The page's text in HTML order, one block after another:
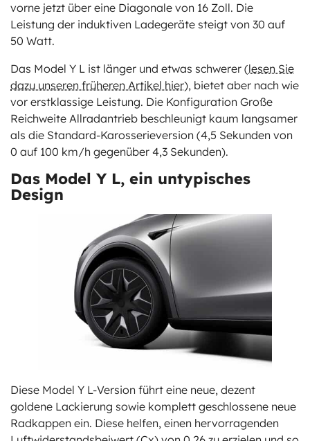
vorne jetzt über eine Diagonale von 16 Zoll. Die
Leistung der induktiven Ladegeräte steigt von 30 auf
50 Watt.
Das Model Y L ist länger und etwas schwerer (lesen Sie
dazu unseren früheren Artikel hier), bietet aber nach wie
vor erstklassige Leistung. Die Konfiguration Große
Reichweite Allradantrieb beschleunigt kaum langsamer
als die Standard-Karosserieversion (4,5 Sekunden von
0 auf 100 km/h gegenüber 4,3 Sekunden).
Das Model Y L, ein untypisches
Design
Diese Model Y L-Version führt eine neue, dezent
goldene Lackierung sowie komplett geschlossene neue
Radkappen ein. Diese helfen, einen hervorragenden